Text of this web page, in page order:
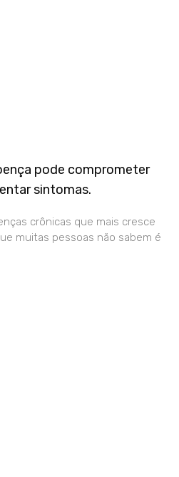
pode comprometer
sintomas.
crônicas que mais cresce
muitas pessoas não sabem é